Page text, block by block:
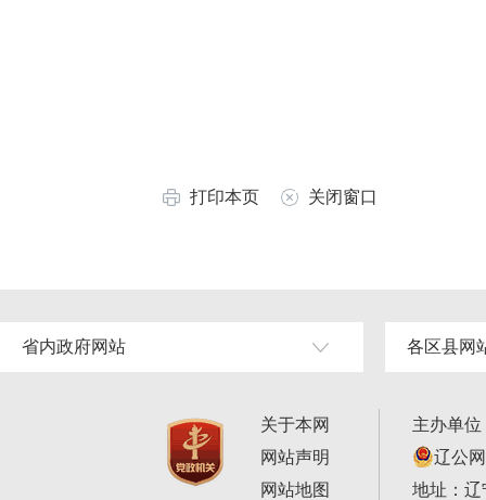
打印本页 关闭窗口
省内政府网站 各区县网
关于本网
网站声明
网站地图
主办单
辽公
地址：辽